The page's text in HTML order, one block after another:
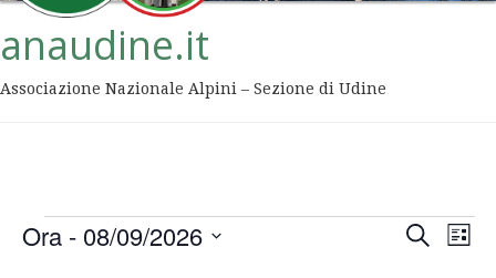
anaudine.it
Associazione Nazionale Alpini – Sezione di Udine
Cerca
Lista
Ora - 08/09/2026